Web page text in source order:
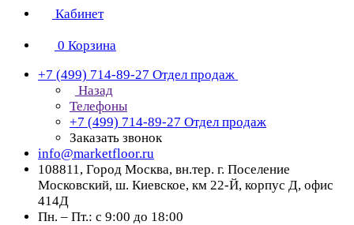
Кабинет
0 Корзина
+7 (499) 714-89-27 Отдел продаж
Назад
Телефоны
+7 (499) 714-89-27 Отдел продаж
Заказать звонок
info@marketfloor.ru
108811, Город Москва, вн.тер. г. Поселение
Московский, ш. Киевское, км 22-Й, корпус Д, офис
414Д
Пн. – Пт.: с 9:00 до 18:00